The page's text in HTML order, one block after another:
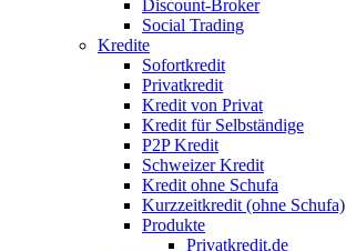
Discount-Broker
Social Trading
Kredite
Sofortkredit
Privatkredit
Kredit von Privat
Kredit für Selbständige
P2P Kredit
Schweizer Kredit
Kredit ohne Schufa
Kurzzeitkredit (ohne Schufa)
Produkte
Privatkredit.de